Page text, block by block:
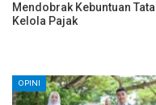
Mendobrak Kebuntuan Tata
Kelola Pajak
OPINI